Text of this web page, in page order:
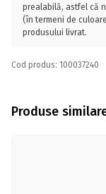
prealabilă, astfel că
(în termeni de
produsului livrat.
Cod produs: 100037240
Produse